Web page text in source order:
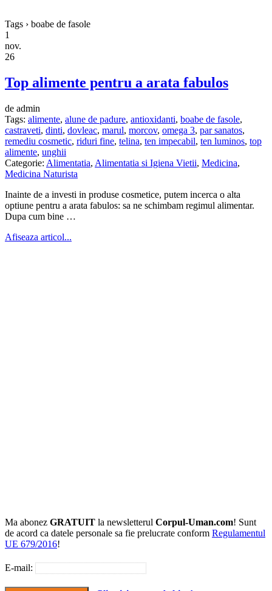
Tags › boabe de fasole
1
nov.
26
Top alimente pentru a arata fabulos
de admin
Tags: alimente, alune de padure, antioxidanti, boabe de fasole,
castraveti, dinti, dovleac, marul, morcov, omega 3, par sanatos,
remediu cosmetic, riduri fine, telina, ten impecabil, ten luminos, top
alimente, unghii
Categorie: Alimentatia, Alimentatia si Igiena Vietii, Medicina,
Medicina Naturista
Inainte de a investi in produse cosmetice, putem incerca o alta
optiune pentru a arata fabulos: sa ne schimbam regimul alimentar.
Dupa cum bine …
Afiseaza articol...
Ma abonez GRATUIT la newsletterul Corpul-Uman.com! Sunt
de acord ca datele personale sa fie prelucrate conform Regulamentul
UE 679/2016!
E-mail: